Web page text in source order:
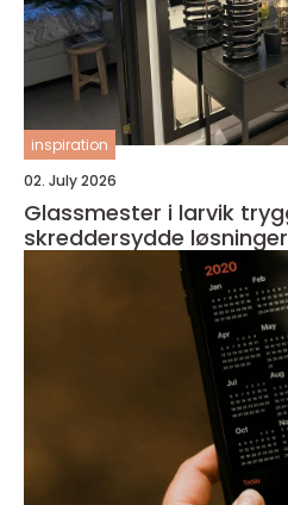
inspiration
02. July 2026
Glassmester i larvik trygghet, presisjon og
skreddersydde løsninger